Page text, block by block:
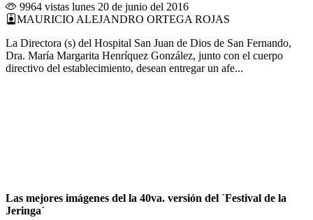
9964 vistas lunes 20 de junio del 2016
MAURICIO ALEJANDRO ORTEGA ROJAS
La Directora (s) del Hospital San Juan de Dios de San Fernando,
Dra. María Margarita Henríquez González, junto con el cuerpo
directivo del establecimiento, desean entregar un afe...
Las mejores imágenes del la 40va. versión del `Festival de la
Jeringa´